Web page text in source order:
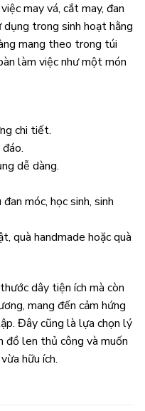
may vá, cắt may, đan
trong sinh hoạt hằng
mang theo trong túi
làm việc như một món
chi tiết.
dễ dàng.
móc, học sinh, sinh
quà handmade hoặc quà
dây tiện ích mà còn
mang đến cảm hứng
Đây cũng là lựa chọn lý
đồ len thủ công và muốn
hữu ích.